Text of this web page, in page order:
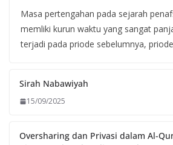
Masa pertengahan pada sejarah
memliki kurun waktu yang sangat
terjadi pada priode sebelumnya, priode
Sirah Nabawiyah
15/09/2025
Oversharing dan Privasi dalam Al-